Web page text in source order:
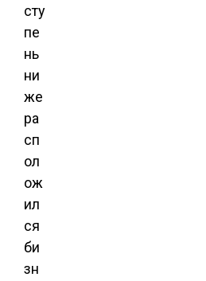
сту
пе
нь
ни
же
ра
сп
ол
ож
ил
ся
би
зн